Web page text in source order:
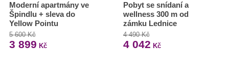
Moderní apartmány ve
Špindlu + sleva do
Yellow Pointu
5 600 Kč
3 899 Kč
Pobyt se snídaní a
wellness 300 m od
zámku Lednice
4 490 Kč
4 042 Kč